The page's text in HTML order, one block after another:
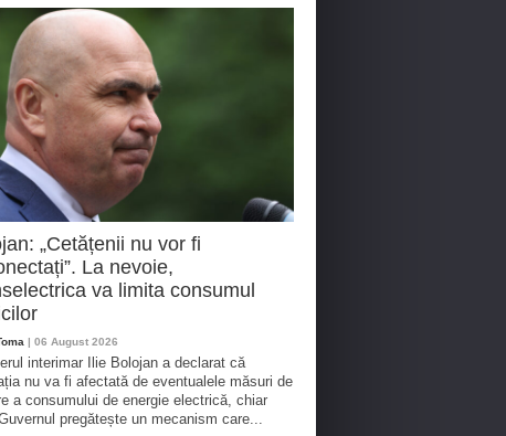
„Cetățenii nu vor fi
La nevoie,
va limita consumul
| 06 August 2026
interimar Ilie Bolojan a declarat că
nu va fi afectată de eventualele măsuri de
a consumului de energie electrică, chiar
pregătește un mecanism care...